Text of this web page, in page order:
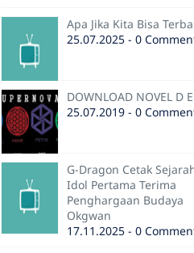
Apa Jika Kita Bisa
25.07.2025 - 0
DOWNLOAD NOVEL D
25.07.2019 - 0
G-Dragon Cetak
Idol Pertama Terima
Penghargaan Budaya
Okgwan
17.11.2025 - 0